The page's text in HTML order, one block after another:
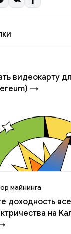
видеокарту
→
майнинга
доходность
на